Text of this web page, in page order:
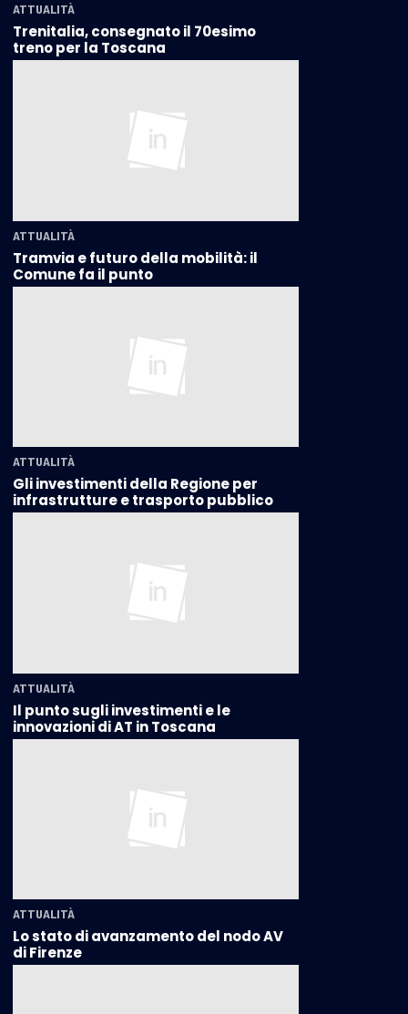
ATTUALITÀ
Trenitalia, consegnato il 70esimo
treno per la Toscana
ATTUALITÀ
Tramvia e futuro della mobilità: il
Comune fa il punto
ATTUALITÀ
Gli investimenti della Regione per
infrastrutture e trasporto pubblico
ATTUALITÀ
Il punto sugli investimenti e le
innovazioni di AT in Toscana
ATTUALITÀ
Lo stato di avanzamento del nodo AV
di Firenze